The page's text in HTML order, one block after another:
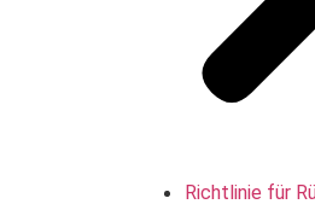
Richtlinie für